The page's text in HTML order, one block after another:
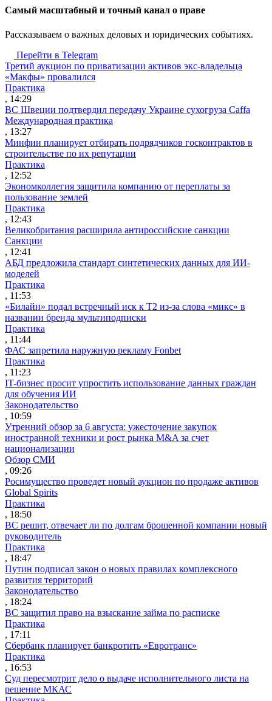
Cамый масштабный и точный канал о праве
Рассказываем о важных деловых и юридических событиях.
Перейти в Telegram
Третий аукцион по приватизации активов экс-владельца
«Макфы» провалился
Практика
, 14:29
ВС Швеции подтвердил передачу Украине сухогруза Caffa
Международная практика
, 13:27
Минфин планирует отбирать подрядчиков госконтрактов в
строительстве по их репутации
Практика
, 12:52
Экономколлегия защитила компанию от переплаты за
пользование землей
Практика
, 12:43
Великобритания расширила антироссийские санкции
Санкции
, 12:41
АБД предложила стандарт синтетических данных для ИИ-
моделей
Практика
, 11:53
«Билайн» подал встречный иск к Т2 из-за слова «микс» в
названии бренда мультиподписки
Практика
, 11:44
ФАС запретила наружную рекламу Fonbet
Практика
, 11:23
IT-бизнес просит упростить использование данных граждан
для обучения ИИ
Законодательство
, 10:59
Утренний обзор за 6 августа: ужесточение закупок
иностранной техники и рост рынка M&A за счет
национализации
Обзор СМИ
, 09:26
Росимущество проведет новый аукцион по продаже активов
Global Spirits
Практика
, 18:50
ВС решит, отвечает ли по долгам брошенной компании новый
руководитель
Практика
, 18:47
Путин подписал закон о новых правилах комплексного
развития территорий
Законодательство
, 18:24
ВС защитил право на взыскание займа по расписке
Практика
, 17:11
Сбербанк планирует банкротить «Евротранс»
Практика
, 16:53
Суд пересмотрит дело о выдаче исполнительного листа на
решение МКАС